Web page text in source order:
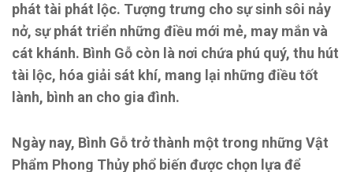
phát tài phát lộc. Tượng trưng cho sự sinh sôi nảy
nở, sự phát triển những điều mới mẻ, may mắn và
cát khánh. Bình Gỗ còn là nơi chứa phú quý, thu hút
tài lộc, hóa giải sát khí, mang lại những điều tốt
lành, bình an cho gia đình.
Ngày nay, Bình Gỗ trở thành một trong những Vật
Phẩm Phong Thủy phổ biến được chọn lựa để